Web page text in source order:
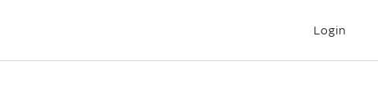
Login